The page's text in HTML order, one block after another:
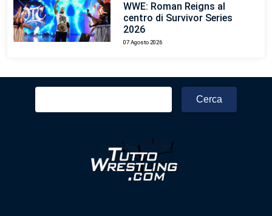
WWE: Roman Reigns al
centro di Survivor Series
2026
07 Agosto 2026
Ricerca